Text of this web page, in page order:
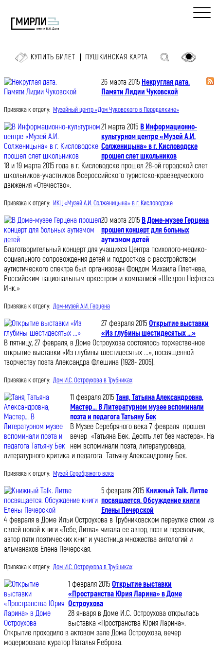
КУПИТЬ БИЛЕТ ПУШКИНСКАЯ КАРТА
26 марта 2015 Некруглая дата.
Памяти Лидии Чуковской
Привязка к отделу: Музейный центр «Дом Чуковского в Переделкине»
21 марта 2015 В Информационно-
культурном центре «Музей А.И.
Солженицына» в г. Кисловодске
прошел слет школьников
18 и 19 марта 2015 года в г. Кисловодске прошел 28-ой городской слет
школьников-участников Всероссийского туристско-краеведческого
движения «Отечество».
Привязка к отделу: ИКЦ «Музей А.И. Солженицына» в г. Кисловодске
20 марта 2015 В Доме-музее Герцена
прошел концерт для больных
аутизмом детей
Благотворительный концерт для учащихся Центра психолого-медико-
социального сопровождения детей и подростков с расстройством
аутистического спектра был организован Фондом Михаила Плетнева,
Российским национальным оркестром и компанией «Шеврон Нефтегаз
Инк.»
Привязка к отделу: Дом-музей А.И. Герцена
27 февраля 2015 Открытие выставки
«Из глубины шестидесятых ...»
В пятницу, 27 февраля, в Доме Остроухова состоялось торжественное
открытие выставки «Из глубины шестидесятых ...», посвященной
творчеству поэта Александра Флешина (1928- 2005).
Привязка к отделу: Дом И.С. Остроухова в Трубниках
11 февраля 2015 Таня, Татьяна Александровна,
Мастер… В Литературном музее вспоминали
поэта и педагога Татьяну Бек
В Музее Серебряного века 7 февраля прошел
вечер «Татьяна Бек. Десять лет без мастера». На
нем вспоминали поэта, литературоведа,
литературного критика и педагога Татьяну Александровну Бек.
Привязка к отделу: Музей Серебряного века
5 февраля 2015 Книжный Talk. Литве
посвящается. Обсуждение книги
Елены Печерской
4 февраля в Доме Ильи Остроухова в Трубниковском переулке стихи из
своей новой книги «Тебе, Литва» читала ее автор, поэт и переводчик,
автор пяти поэтических книг и участница множества антологий и
альманахов Елена Печерская.
Привязка к отделу: Дом И.С. Остроухова в Трубниках
1 февраля 2015 Открытие выставки
«Пространства Юрия Ларина» в Доме
Остроухова
28 января в Доме И.С. Остроухова открылась
выставка «Пространства Юрия Ларина».
Открытие проходило в актовом зале Дома Остроухова, вечер
модерировала куратор Наталья Реброва.